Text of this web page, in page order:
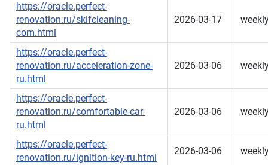
https://oracle.perfect-
renovation.ru/skifcleaning-
com.html
2026-03-17
https://oracle.perfect-
renovation.ru/acceleration-zone-
ru.html
2026-03-06
https://oracle.perfect-
renovation.ru/comfortable-car-
ru.html
2026-03-06
https://oracle.perfect-
renovation.ru/ignition-key-ru.html
2026-03-06